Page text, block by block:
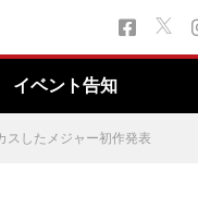
イベント告知
スしたメジャー初作発表